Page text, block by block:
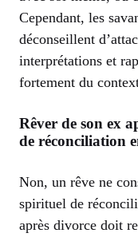
Cependant, les
déconseillent
interprétations et
fortement du
Rêver de son ex
de réconciliation
Non, un rêve ne
spirituel de
après divorce doit